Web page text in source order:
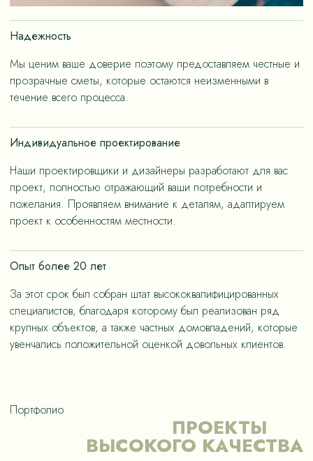
Надежность
Мы ценим ваше доверие поэтому предоставляем честные и
прозрачные сметы, которые остаются неизменными в
течение всего процесса.
Индивидуальное проектирование
Наши проектировщики и дизайнеры разработают для вас
проект, полностью отражающий ваши потребности и
пожелания. Проявляем внимание к деталям, адаптируем
проект к особенностям местности.
Опыт более 20 лет
За этот срок был собран штат высококвалифицированных
специалистов, благодаря которому был реализован ряд
крупных объектов, а также частных домовладений, которые
увенчались положительной оценкой довольных клиентов.
Портфолио
ПРОЕКТЫ
ВЫСОКОГО КАЧЕСТВА